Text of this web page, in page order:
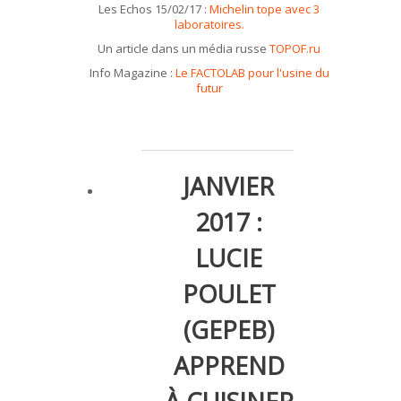
Les Echos 15/02/17 : Michelin tope avec 3
laboratoires.
Un article dans un média russe TOPOF.ru
Info Magazine : Le FACTOLAB pour l'usine du
futur
JANVIER
2017 :
LUCIE
POULET
(GEPEB)
APPREND